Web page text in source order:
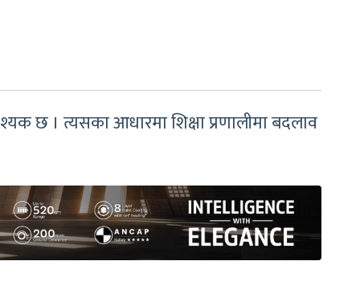
छ । त्यसका आधारमा शिक्षा प्रणालीमा बदलाव